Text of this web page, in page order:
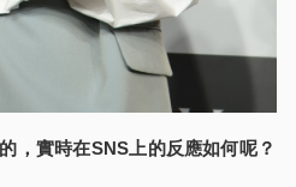
實時在SNS上的反應如何呢？